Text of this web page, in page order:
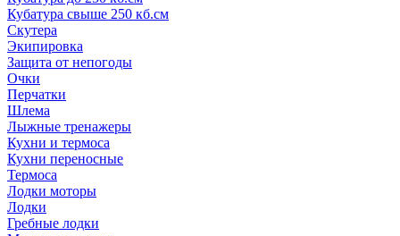
Кубатура свыше 250 кб.см
Скутера
Экипировка
Защита от непогоды
Очки
Перчатки
Шлема
Лыжные тренажеры
Кухни и термоса
Кухни переносные
Термоса
Лодки моторы
Лодки
Гребные лодки